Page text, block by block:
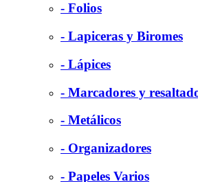
- Folios
- Lapiceras y Biromes
- Lápices
- Marcadores y
- Metálicos
- Organizadores
- Papeles Varios